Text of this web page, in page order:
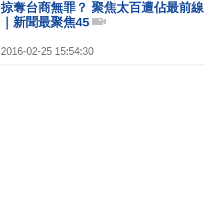
掠奪台商無罪？ 聚焦太百遭佔最前線
｜新聞最聚焦45
2016-02-25 15:54:30